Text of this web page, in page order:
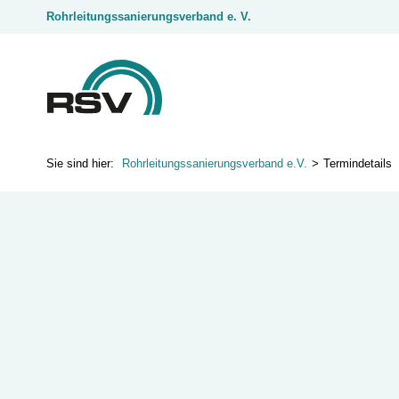
Rohrleitungssanierungsverband e. V.
Rohrleitungssanierungsverband e.V. Termindetails